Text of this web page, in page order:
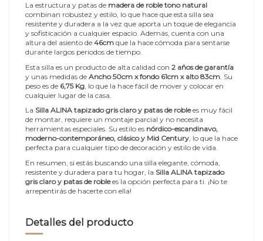
La estructura y patas de madera de roble tono natural
combinan robustez y estilo, lo que hace que esta silla sea
resistente y duradera a la vez que aporta un toque de elegancia
y sofisticación a cualquier espacio. Además, cuenta con una
altura del asiento de 46cm que la hace cómoda para sentarse
durante largos periodos de tiempo.
Esta silla es un producto de alta calidad con 2 años de garantía
y unas medidas de Ancho 50cm x fondo 61cm x alto 83cm . Su
peso es de 6,75 Kg , lo que la hace fácil de mover y colocar en
cualquier lugar de la casa.
La Silla ALINA tapizado gris claro y patas de roblees muy fácil
de montar, requiere un montaje parcial y no necesita
herramientas especiales. Su estilo es nórdico-escandinavo,
moderno-contemporáneo, clásico y Mid Century, lo que la hace
perfecta para cualquier tipo de decoración y estilo de vida.
En resumen, si estás buscando una silla elegante, cómoda,
resistente y duradera para tu hogar, la Silla ALINA tapizado
gris claro y patas de roblees la opción perfecta para ti. ¡No te
arrepentirás de hacerte con ella!
Detalles del producto